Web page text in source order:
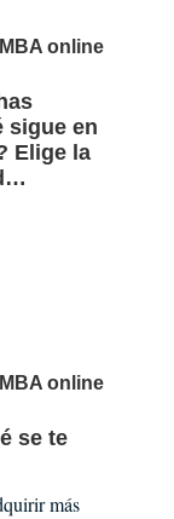
online
sigue en
Elige la
online
se te
más